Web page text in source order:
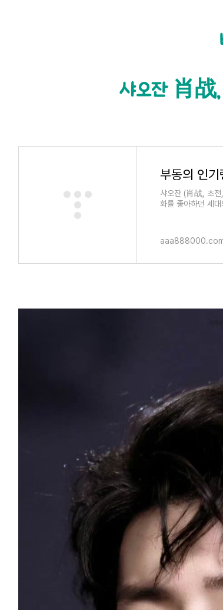
샤오잔 肖战
샤오잔 (肖战, 초
화를 좋아하던 세